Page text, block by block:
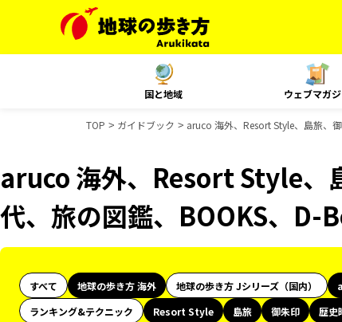
国と地域 ウェブマガ
TOP ガイドブック aruco 海外、Resort Style、島旅、
aruco 海外、Resort Style、
代、旅の図鑑、BOOKS、D-
すべて 地球の歩き方 海外 地球の歩き方 Jシリーズ（国内）
ランキング&テクニック
Resort Style 島旅 御朱印 歴史